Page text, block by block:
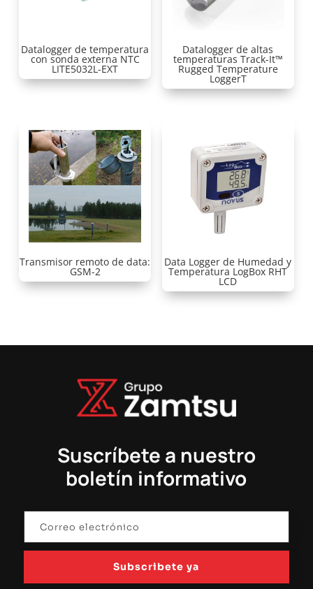
Datalogger de temperatura
con sonda externa NTC
LITE5032L-EXT
Datalogger de altas
temperaturas Track-It™
Rugged Temperature
LoggerT
Transmisor remoto de data:
GSM-2
Data Logger de Humedad y
Temperatura LogBox RHT
LCD
Suscríbete a nuestro
boletín informativo
Subscribete ya